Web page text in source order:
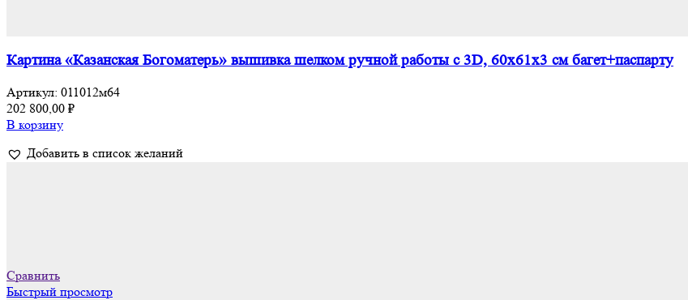
Картина «Казанская Богоматерь» вышивка шелком ручной работы с 3D, 60х61х3 см багет+паспарту
Артикул: 011012м64
202 800,00 ₽
В корзину
Добавить в список желаний
Сравнить
Быстрый просмотр